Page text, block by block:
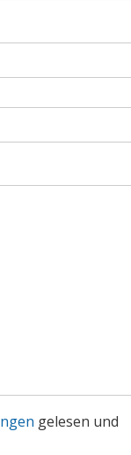
gelesen und